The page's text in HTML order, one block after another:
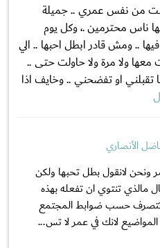
.. بحب بنت من نفس عمري .. جميلة
ناس محترمين .، وكل يوم
.. ومش قادر ابطل احبها .. الي
معها ولا مرة ولا حاولت حتى ..
تقبلني او تفضحني .. وخايف اذا
الأنصاري
ونحن لانقول بطل تحبها ولكن
تنتوي ان تفعله بهذه
تتصرف حسب ضوابط المجتمع
المواضيع لانك في عمر لا تس...